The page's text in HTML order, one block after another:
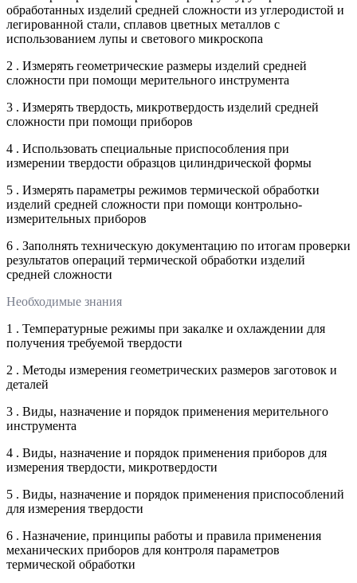
обработанных изделий средней сложности из углеродистой и
легированной стали, сплавов цветных металлов с
использованием лупы и светового микроскопа
2 . Измерять геометрические размеры изделий средней
сложности при помощи мерительного инструмента
3 . Измерять твердость, микротвердость изделий средней
сложности при помощи приборов
4 . Использовать специальные приспособления при
измерении твердости образцов цилиндрической формы
5 . Измерять параметры режимов термической обработки
изделий средней сложности при помощи контрольно-
измерительных приборов
6 . Заполнять техническую документацию по итогам проверки
результатов операций термической обработки изделий
средней сложности
Необходимые знания
1 . Температурные режимы при закалке и охлаждении для
получения требуемой твердости
2 . Методы измерения геометрических размеров заготовок и
деталей
3 . Виды, назначение и порядок применения мерительного
инструмента
4 . Виды, назначение и порядок применения приборов для
измерения твердости, микротвердости
5 . Виды, назначение и порядок применения приспособлений
для измерения твердости
6 . Назначение, принципы работы и правила применения
механических приборов для контроля параметров
термической обработки